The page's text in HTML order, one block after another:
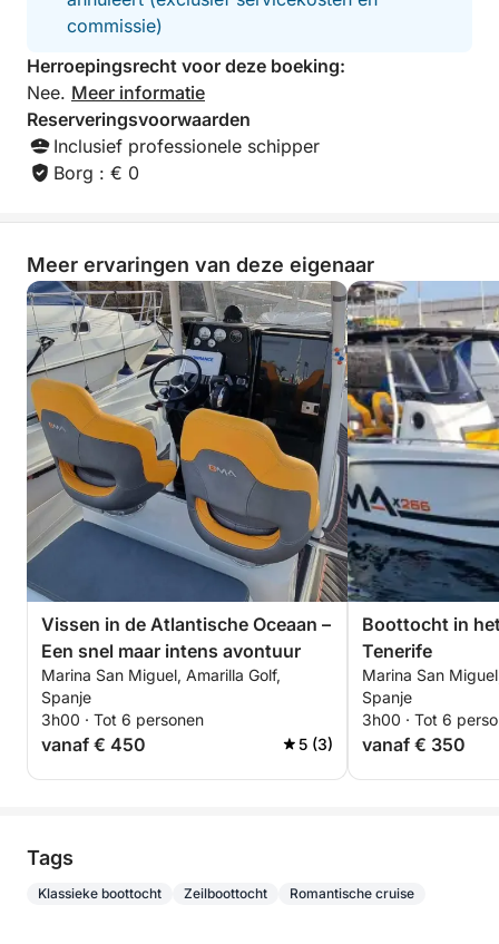
een verfrissend drankje en een typisch lokaal hapje.
Dit is een privé-excursie onder leiding van een
ervaren schipper, wat zorgt voor een op maat
gemaakte en zorgeloze ervaring. Vertrek en
terugkomst vinden plaats in dezelfde haven.
commissie)
Herroepingsrecht voor deze boeking:
Nee. Meer informatie
Reserveringsvoorwaarden
Inclusief professionele schipper
Borg : € 0
Meer ervaringen van deze eigenaar
Vissen in de Atlantische Oceaan –
Een snel maar intens avontuur
Marina San Miguel, Amarilla Golf,
Spanje
3h00 · Tot 6 personen
vanaf € 450 5 (3)
Boottocht in
Tenerife
Marina San
Spanje
3h00 · Tot 6
vanaf € 350
Tags
Klassieke boottocht Zeilboottocht Romantische cruise